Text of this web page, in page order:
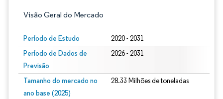
Visão Geral do Mercado
Período de Estudo 2020 - 2031
Período de Dados de
Previsão
2026 - 2031
Tamanho do mercado no
ano base (2025)
28.33 Milhões de toneladas